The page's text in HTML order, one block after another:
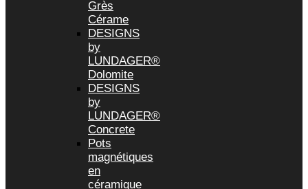
Grès
Cérame
DESIGNS
by
LUNDAGER®
Dolomite
DESIGNS
by
LUNDAGER®
Concrete
Pots
magnétiques
en
céramique